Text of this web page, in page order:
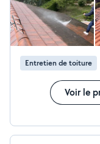
Entretien de toiture
Voir le